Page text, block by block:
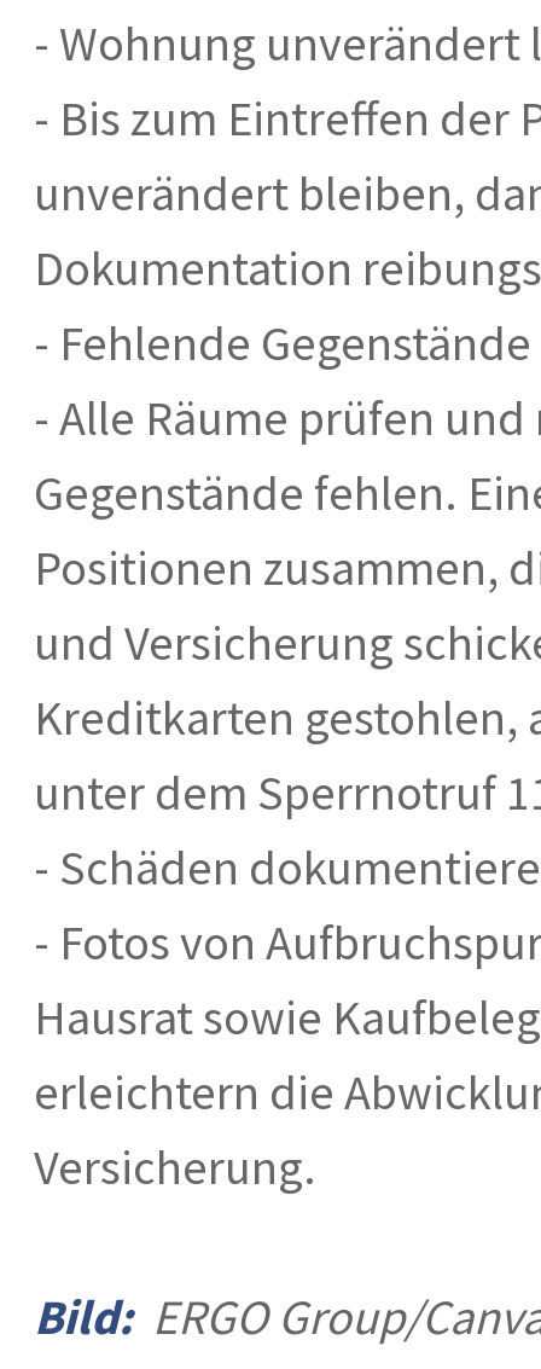
- Wohnung unverändert
- Bis zum Eintreffen der
unverändert bleiben,
Dokumentation
- Fehlende
- Alle Räume prüfen
Gegenstände fehlen.
Positionen zusammen,
und Versicherung
Kreditkarten gestohlen,
unter dem Sperrnotruf
- Schäden
- Fotos von
Hausrat sowie
erleichtern die
Versicherung.
Bild:ERGO Group/